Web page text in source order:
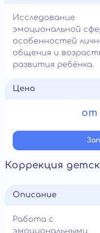
Исследование
эмоциональной
особенностей
общения и
развития ребёнка.
Цена
от
Коррекция
Описание
Работа с
эмоциональными